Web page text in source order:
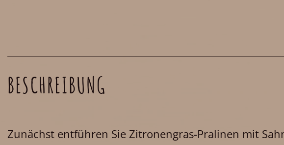
BESCHREIBUNG
Zunächst entführen Sie Zitronengras-Pralinen mit